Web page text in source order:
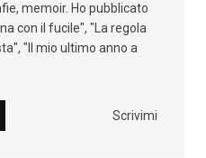
memoir. Ho pubblicato
con il fucile", "La regola
"Il mio ultimo anno a
Scrivimi